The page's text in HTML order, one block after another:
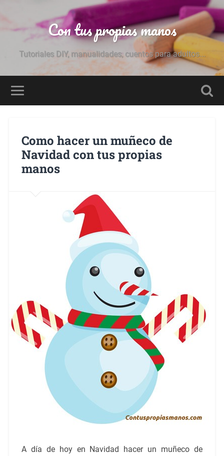
Con tus propias manos
Tutoriales DIY, manualidades, cuentos para adultos...
Como hacer un muñeco de
Navidad con tus propias
manos
A día de hoy en Navidad hacer un muñeco de